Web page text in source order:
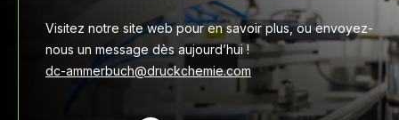
Visitez notre site web pour en savoir plus, ou envoyez-
nous un message dès aujourd’hui !
dc-ammerbuch@druckchemie.com